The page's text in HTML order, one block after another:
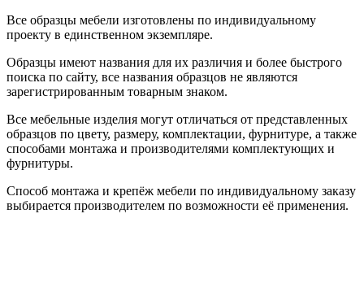
Все образцы мебели изготовлены по индивидуальному
проекту в единственном экземпляре.
Образцы имеют названия для их различия и более быстрого
поиска по сайту, все названия образцов не являются
зарегистрированным товарным знаком.
Все мебельные изделия могут отличаться от представленных
образцов по цвету, размеру, комплектации, фурнитуре, а также
способами монтажа и производителями комплектующих и
фурнитуры.
Способ монтажа и крепёж мебели по индивидуальному заказу
выбирается производителем по возможности её применения.